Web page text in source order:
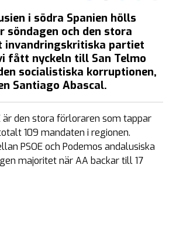
i södra Spanien hölls
söndagen och den stora
invandringskritiska partiet
fått nyckeln till San Telmo
socialistiska korruptionen,
Santiago Abascal.
är den stora förloraren som tappar
109 mandaten i regionen.
PSOE och Podemos andalusiska
majoritet när AA backar till 17